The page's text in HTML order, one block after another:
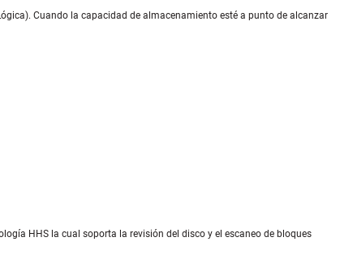
Cuando la capacidad de almacenamiento esté a punto de alcanzar
HHS la cual soporta la revisión del disco y el escaneo de bloques